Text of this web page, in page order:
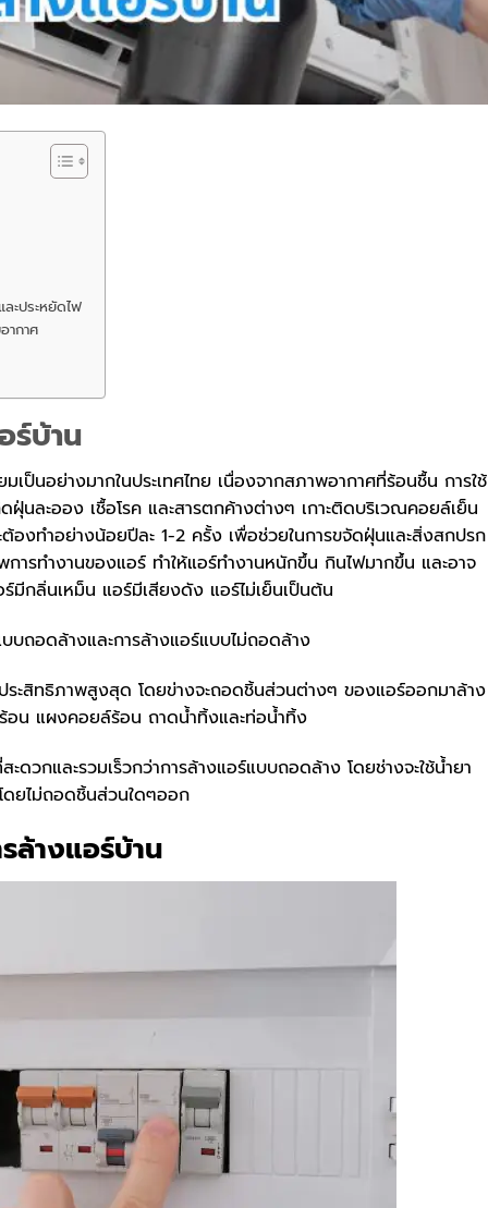
ละประหยัดไฟ
ากาศ
ร์บ้าน
ป็นอย่างมากในประเทศไทย เนื่องจากสภาพอากาศที่ร้อนชื้น การใช้
ฝุ่นละออง เชื้อโรค และสารตกค้างต่างๆ เกาะติดบริเวณคอยล์เย็น
องทำอย่างน้อยปีละ 1-2 ครั้ง เพื่อช่วยในการขจัดฝุ่นและสิ่งสกปรก
ารทำงานของแอร์ ทำให้แอร์ทำงานหนักขึ้น กินไฟมากขึ้น และอาจ
มีกลิ่นเหม็น แอร์มีเสียงดัง แอร์ไม่เย็นเป็นต้น
บถอดล้างและการล้างแอร์แบบไม่ถอดล้าง
ะสิทธิภาพสูงสุด โดยข่างจะถอดชิ้นส่วนต่างๆ ของแอร์ออกมาล้าง
อน แผงคอยล์ร้อน ถาดน้ำทิ้งและท่อน้ำทิ้ง
วกและรวมเร็วกว่าการล้างแอร์แบบถอดล้าง โดยช่างจะใช้น้ำยา
ดยไม่ถอดชิ้นส่วนใดๆออก
ล้างแอร์บ้าน